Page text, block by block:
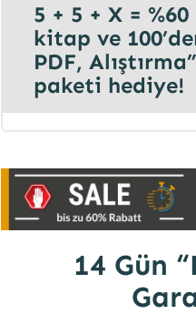
5 + 5 + X =
kitap ve
PDF,
paketi hediye!
14 Gün